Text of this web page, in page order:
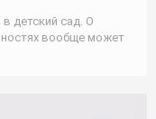
детский сад. О
вообще может